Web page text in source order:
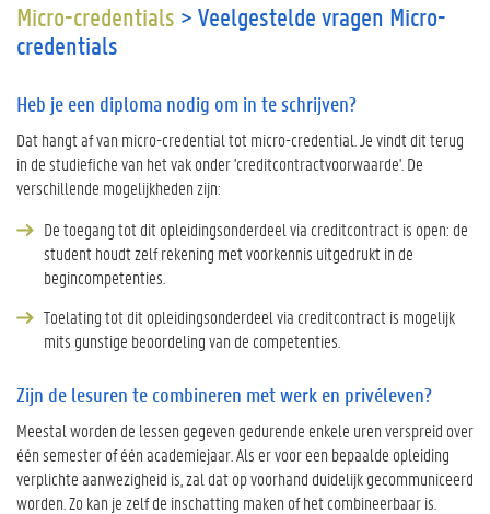
Micro-credentials > Veelgestelde vragen Micro-
credentials
Heb je een diploma nodig om in te schrijven?
Dat hangt af van micro-credential tot micro-credential. Je vindt dit terug
in de studiefiche van het vak onder 'creditcontractvoorwaarde'. De
verschillende mogelijkheden zijn:
De toegang tot dit opleidingsonderdeel via creditcontract is open: de
student houdt zelf rekening met voorkennis uitgedrukt in de
begincompetenties.
Toelating tot dit opleidingsonderdeel via creditcontract is mogelijk
mits gunstige beoordeling van de competenties.
Zijn de lesuren te combineren met werk en privéleven?
Meestal worden de lessen gegeven gedurende enkele uren verspreid over
één semester of één academiejaar. Als er voor een bepaalde opleiding
verplichte aanwezigheid is, zal dat op voorhand duidelijk gecommuniceerd
worden. Zo kan je zelf de inschatting maken of het combineerbaar is.